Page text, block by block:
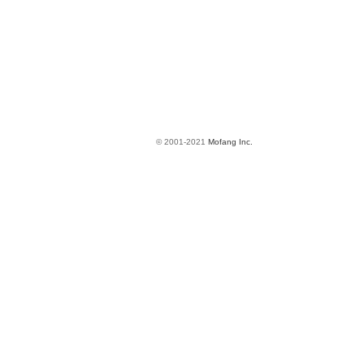
© 2001-2021 Mofang Inc.